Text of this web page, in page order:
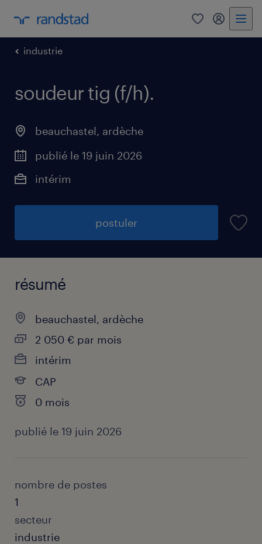
0 mon
industrie
soudeur tig (f/h).
beauchastel, ardèche
publié le 19 juin 2026
intérim
postuler
résumé
beauchastel, ardèche
2 050 € par mois
intérim
CAP
0 mois
publié le 19 juin 2026
nombre de postes
1
secteur
industrie